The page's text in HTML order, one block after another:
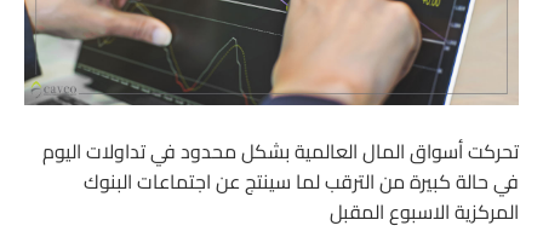
تحركت أسواق المال العالمية بشكل محدود في تداولات اليوم
في حالة كبيرة من الترقب لما سينتج عن اجتماعات البنوك
المركزية الاسبوع المقبل